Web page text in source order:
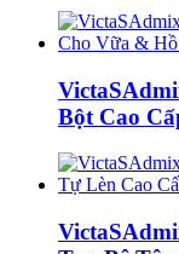
Bột Cao